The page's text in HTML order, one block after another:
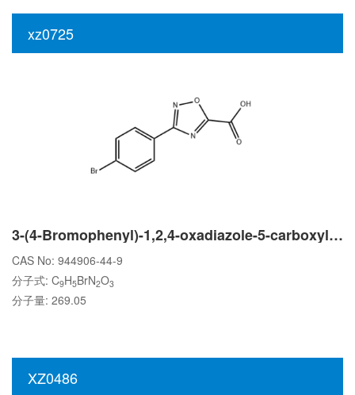
xz0725
3-(4-Bromophenyl)-1,2,4-oxadiazole-5-carboxylic acid
CAS No: 944906-44-9
分子式: C9H5BrN2O3
分子量: 269.05
XZ0486